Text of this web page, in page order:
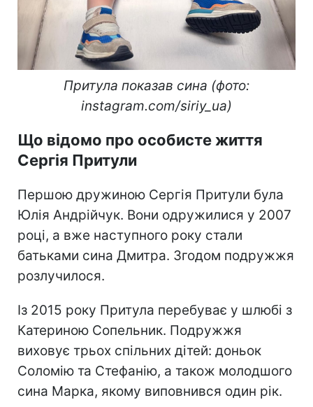
Притула показав сина (фото:
instagram.com/siriy_ua)
Що відомо про особисте життя
Сергія Притули
Першою дружиною Сергія Притули була
Юлія Андрійчук. Вони одружилися у 2007
році, а вже наступного року стали
батьками сина Дмитра. Згодом подружжя
розлучилося.
Із 2015 року Притула перебуває у шлюбі з
Катериною Сопельник. Подружжя
виховує трьох спільних дітей: доньок
Соломію та Стефанію, а також молодшого
сина Марка, якому виповнився один рік.